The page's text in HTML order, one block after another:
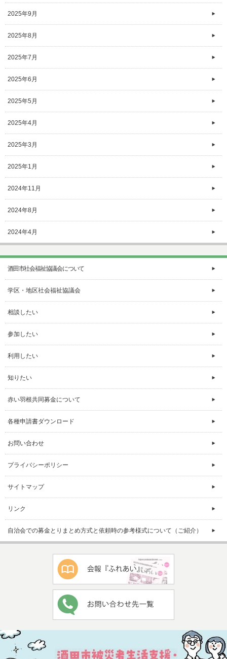
2025年9月
2025年8月
2025年7月
2025年6月
2025年5月
2025年4月
2025年3月
2025年1月
2024年11月
2024年8月
2024年4月
酒田市社会福祉協議会について
学区・地区社会福祉協議会
相談したい
参加したい
利用したい
知りたい
赤い羽根共同募金について
各種申請書ダウンロード
お問い合わせ
プライバシーポリシー
サイトマップ
リンク
自治会での募金とりまとめ方式と依頼時の参考様式について（ご紹介）